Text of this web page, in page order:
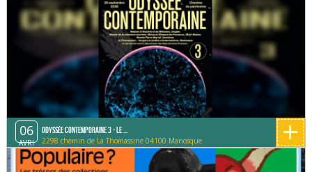
06
AVRI
Odyssée contemporaine 3 - Le ...
2298 chemin de La Thomassine 04100 Manosque +